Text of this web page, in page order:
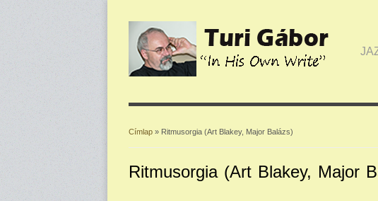
Címlap » Ritmusorgia (Art Blakey, Major Balázs)
Ritmusorgia (Art Blakey, Major